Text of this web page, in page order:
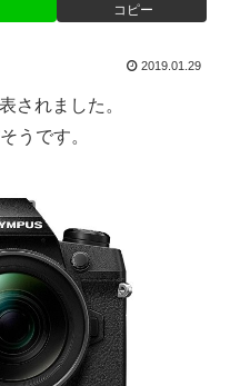
コピー
2019.01.29
されました。
うです。